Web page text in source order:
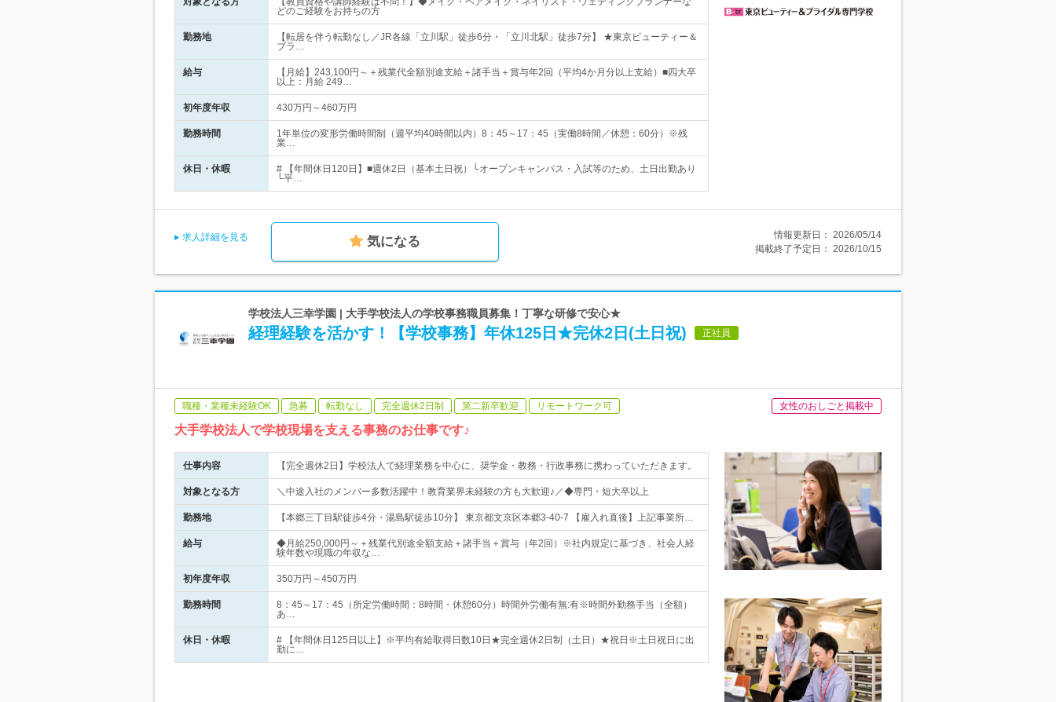
どのご経験をお持ちの方
勤務地
【転居を伴う転勤なし／JR各線「立川駅」徒歩6分・「立川北駅」徒歩7分】 ★東京ビューティー＆
ブラ…
給与
【月給】243,100円～＋残業代全額別途支給＋諸手当＋賞与年2回（平均4か月分以上支給）■四大卒
以上：月給 249…
初年度年収 430万円～460万円
勤務時間
1年単位の変形労働時間制（週平均40時間以内）8：45～17：45（実働8時間／休憩：60分）※残
業…
休日・休暇
# 【年間休日120日】■週休2日（基本土日祝）└オープンキャンパス・入試等のため、土日出勤あり
└平…
求人詳細を見る 気になる 情報更新日： 2026/05/14
掲載終了予定日： 2026/10/15
学校法人三幸学園 | 大手学校法人の学校事務職員募集！丁寧な研修で安心★
経理経験を活かす！【学校事務】年休125日★完休2日(土日祝) 正社員
職種・業種未経験OK 急募 転勤なし 完全週休2日制 第二新卒歓迎 リモートワーク可 女性のおしごと掲載中
大手学校法人で学校現場を支える事務のお仕事です♪
仕事内容 【完全週休2日】学校法人で経理業務を中心に、奨学金・教務・行政事務に携わっていただきます。
対象となる方 ＼中途入社のメンバー多数活躍中！教育業界未経験の方も大歓迎♪／◆専門・短大卒以上
勤務地 【本郷三丁目駅徒歩4分・湯島駅徒歩10分】 東京都文京区本郷3-40-7 【雇入れ直後】上記事業所…
給与
◆月給250,000円～＋残業代別途全額支給＋諸手当＋賞与（年2回）※社内規定に基づき、社会人経
験年数や現職の年収な…
初年度年収 350万円～450万円
勤務時間
8：45～17：45（所定労働時間：8時間・休憩60分）時間外労働有無:有※時間外勤務手当（全額）
あ…
休日・休暇
# 【年間休日125日以上】※平均有給取得日数10日★完全週休2日制（土日）★祝日※土日祝日に出
勤に…